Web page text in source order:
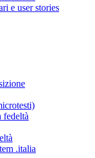
e user stories
fedeltà
.italia